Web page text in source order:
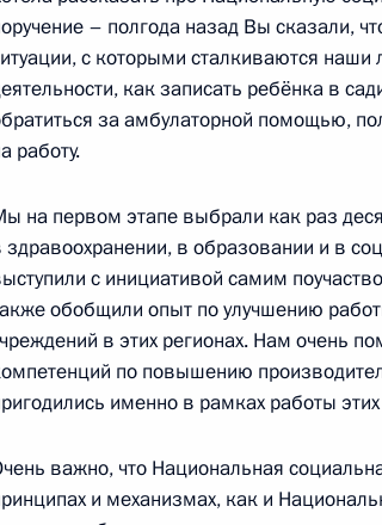
4 февраля 2021 года, четверг
Рабочая встреча с Министром
4 февраля 2021 года, 11:00 Москва, Кремль
3 февраля 2021 года, среда
Встреча с главой АСИ Светланой
– полгода назад Вы сказали,
с которыми сталкиваются
как записать ребёнка в
за амбулаторной помощью,
работу.
на первом этапе выбрали как раз
здравоохранении, в образовании и в
с инициативой самим
обобщили опыт по улучшению
в этих регионах. Нам очень
по повышению
именно в рамках работы
важно, что Национальная
и механизмах, как и